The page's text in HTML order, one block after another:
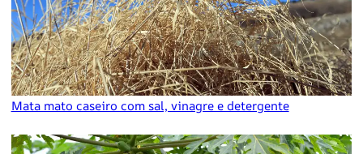
Mata mato caseiro com sal, vinagre e detergente